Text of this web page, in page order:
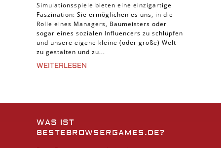
Simulationsspiele bieten eine einzigartige
Faszination: Sie ermöglichen es uns, in die
Rolle eines Managers, Baumeisters oder
sogar eines sozialen Influencers zu schlüpfen
und unsere eigene kleine (oder große) Welt
zu gestalten und zu...
WEITERLESEN
WAS IST
BESTEBROWSERGAMES.DE?